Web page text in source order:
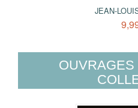
JEAN-